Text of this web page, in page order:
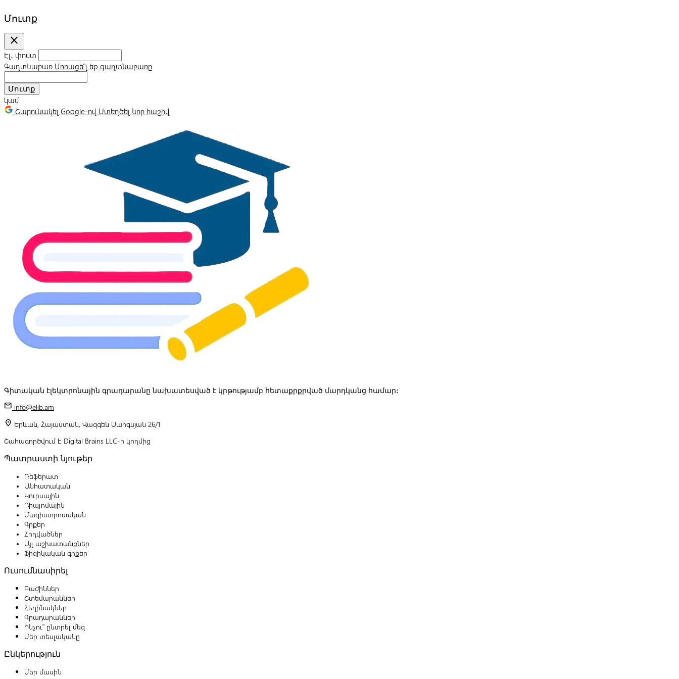
Մուտք
close
Էլ․ փոստ
Գաղտնաբառ Մոռացե՞լ եք գաղտնաբառը
Մուտք
կամ
Շարունակել Google-ով Ստեղծել նոր հաշիվ
Գիտական էլեկտրոնային գրադարանը նախատեսված է կրթությամբ հետաքրքրված մարդկանց համար:
mail info@elib.am
location_on Երևան, Հայաստան, Վազգեն Սարգսյան 26/1
Շահագործվում է Digital Brains LLC-ի կողմից
Պատրաստի նյութեր
Ռեֆերատ
Անհատական
Կուրսային
Դիպլոմային
Մագիստրոսական
Գրքեր
Հոդվածներ
Այլ աշխատանքներ
Ֆիզիկական գրքեր
Ուսումնասիրել
Բաժիններ
Շտեմարաններ
Հեղինակներ
Գրադարաններ
Ինչու՞ ընտրել մեզ
Մեր տեսլականը
Ընկերություն
Մեր մասին